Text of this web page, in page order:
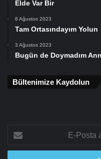
Elde Var Bir
8 Ağustos 2023
Tam Ortasındayım Yolun
3 Ağustos 2023
Bugün de Doymadım
Bültenimize Kaydolun
Posta
adresinizi